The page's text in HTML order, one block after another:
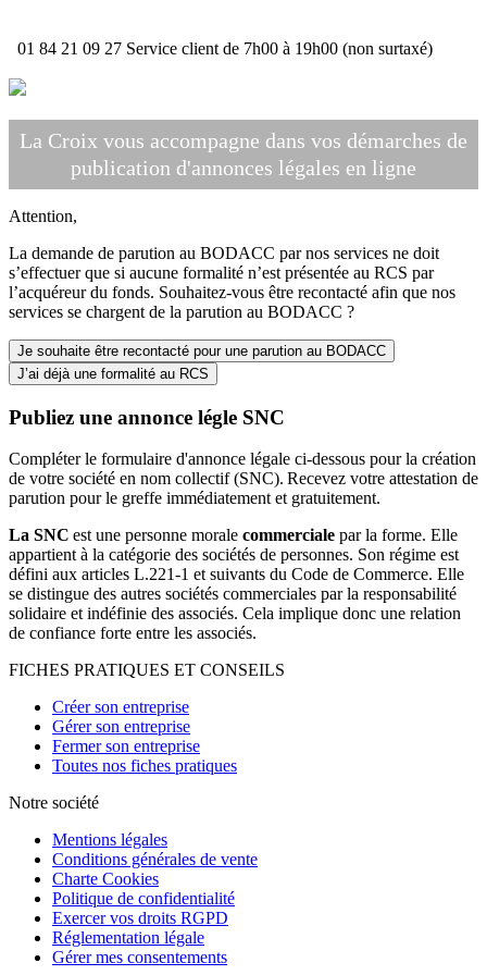
01 84 21 09 27 Service client de 7h00 à 19h00 (non surtaxé)
La Croix vous accompagne dans vos démarches de
publication d'annonces légales en ligne
Attention,
La demande de parution au BODACC par nos services ne doit
s’effectuer que si aucune formalité n’est présentée au RCS par
l’acquéreur du fonds. Souhaitez-vous être recontacté afin que nos
services se chargent de la parution au BODACC ?
Je souhaite être recontacté pour une parution au BODACC
J’ai déjà une formalité au RCS
Publiez une annonce légle SNC
Compléter le formulaire d'annonce légale ci-dessous pour la création
de votre société en nom collectif (SNC). Recevez votre attestation de
parution pour le greffe immédiatement et gratuitement.
La SNC est une personne morale commerciale par la forme. Elle
appartient à la catégorie des sociétés de personnes. Son régime est
défini aux articles L.221-1 et suivants du Code de Commerce. Elle
se distingue des autres sociétés commerciales par la responsabilité
solidaire et indéfinie des associés. Cela implique donc une relation
de confiance forte entre les associés.
FICHES PRATIQUES ET CONSEILS
Créer son entreprise
Gérer son entreprise
Fermer son entreprise
Toutes nos fiches pratiques
Notre société
Mentions légales
Conditions générales de vente
Charte Cookies
Politique de confidentialité
Exercer vos droits RGPD
Réglementation légale
Gérer mes consentements